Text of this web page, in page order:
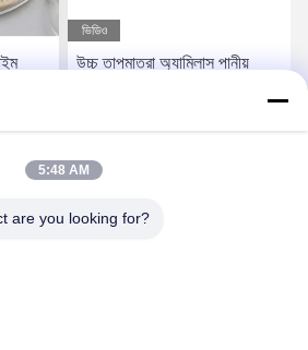
ভিডিও
উচ্চ তাপমাত্রা অ্যামিলাস পানীয়
5:48 AM
are you looking for?